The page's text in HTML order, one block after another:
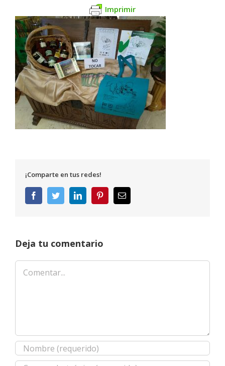
Imprimir
¡Comparte en tus redes!
FacebookTwitterLinkedInPinterestCorreo
electrónico
Deja tu comentario
Comentar